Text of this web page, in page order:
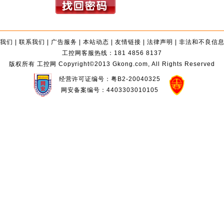
们 | 联系我们 | 广告服务 | 本站动态 | 友情链接 | 法律声明 | 非法和不良信
工控网客服热线：181 4856 8137
版权所有 工控网 Copyright©2013 Gkong.com, All Rights Reserved
经营许可证编号：粤B2-20040325
网安备案编号：4403303010105